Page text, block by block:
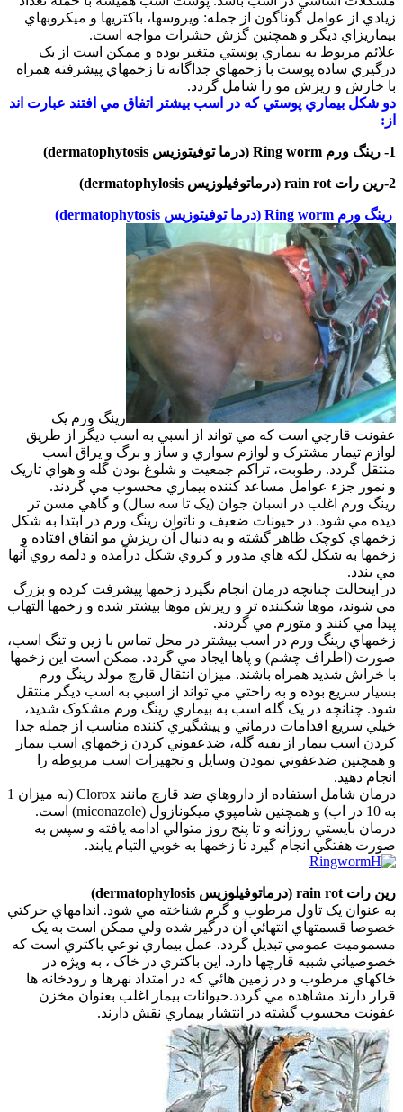
زيادي از عوامل گوناگون از جمله: ويروسها، باکتريها و ميکروبهاي
بيماريزاي ديگر و همچنين گزش حشرات مواجه است.
علائم مربوط به بيماري پوستي متغير بوده و ممکن است از يک
درگيري ساده پوست با زخمهاي جداگانه تا زخمهاي پيشرفته همراه
با خارش و ريزش مو را شامل گردد.
دو شکل بيماري پوستي که در اسب بيشتر اتفاق مي افتند عبارت اند
از:
1- رينگ ورم Ring worm (درما توفيتوزيس dermatophytosis)
2-رين رات rain rot (درماتوفيلوزيس dermatophylosis)
رينگ ورم Ring worm (درما توفيتوزيس dermatophytosis)
رينگ ورم يک
عفونت قارچي است که مي تواند از اسبي به اسب ديگر از طريق
لوازم تيمار مشترک و لوازم سواري و ساز و برگ و يراق اسب
منتقل گردد. رطوبت، تراکم جمعيت و شلوغ بودن گله و هواي تاريک
و نمور جزء عوامل مساعد کننده بيماري محسوب مي گردند.
رينگ ورم اغلب در اسبان جوان (يک تا سه سال) و گاهي مسن تر
ديده مي شود. در حيونات ضعيف و ناتوان رينگ ورم در ابتدا به شکل
زخمهاي کوچک ظاهر گشته و به دنبال آن ريزش مو اتفاق افتاده و
زخمها به شکل لکه هاي مدور و کروي شکل درآمده و دلمه روي آنها
مي بندد.
در اينحالت چنانچه درمان انجام نگيرد زخمها پيشرفت کرده و بزرگ
مي شوند، موها شکننده تر و ريزش موها بيشتر شده و زخمها التهاب
پيدا مي کنند و متورم مي گردند.
زخمهاي رينگ ورم در اسب بيشتر در محل تماس با زين و تنگ اسب،
صورت (اطراف چشم) و پاها ايجاد مي گردد. ممکن است اين زخمها
با خراش شديد همراه باشند. ميزان انتقال قارچ مولد رينگ ورم
بسيار سريع بوده و به راحتي مي تواند از اسبي به اسب ديگر منتقل
شود. چنانچه در يک گله اسب به بيماري رينگ ورم مشکوک شديد،
خيلي سريع اقدامات درماني و پيشگيري کننده مناسب از جمله جدا
کردن اسب بيمار از بقيه گله، ضدعفوني کردن زخمهاي اسب بيمار
و همچنين ضدعفوني نمودن وسايل و تجهيزات اسب مربوطه را
انجام دهيد.
درمان شامل استفاده از داروهاي ضد قارچ مانند Clorox (به ميزان 1
به 10 در اب) و همچنين شامپوي ميکونازول (miconazole) است.
درمان بايستي روزانه و تا پنج روز متوالي ادامه يافته و سپس به
صورت هفتگي انجام گيرد تا زخمها به خوبي التيام يابند.
رين راتrain rot (درماتوفيلوزيس dermatophylosis)
به عنوان يک تاول مرطوب و گرم شناخته مي شود. اندامهاي حرکتي
خصوصا قسمتهاي انتهائي آن درگير شده ولي ممکن است به يک
مسموميت عمومي تبديل گردد. عمل بيماري نوعي باکتري است که
خصوصياتي شبيه قارچها دارد. اين باکتري در خاک ، به ويژه در
خاکهاي مرطوب و در زمين هائي که در امتداد نهرها و رودخانه ها
قرار دارند مشاهده مي گردد.حيوانات بيمار اغلب بعنوان مخزن
عفونت محسوب گشته در انتشار بيماري نقش دارند.